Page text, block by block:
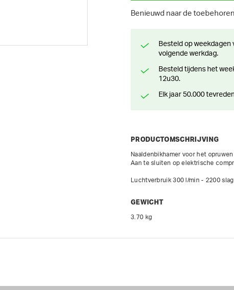
Benieuwd naar de
Besteld op weekdagen voor 13 uur? Klaar voor levering of afhaling de
volgende werkdag.
Besteld tijdens het weekend? Klaar voor levering of afhaling vanaf maandag
12u30.
Elk jaar 50.000
PRODUCTOMSCHRIJVING
Naaldenbikhamer voor het
Aan te sluiten op elektrische
Luchtverbruik 300 l/min - 2200
GEWICHT
3.70 kg